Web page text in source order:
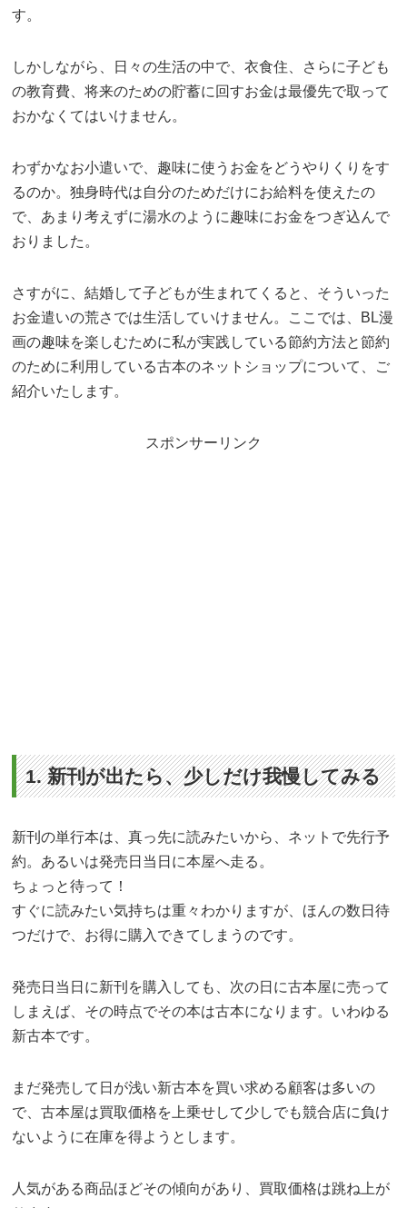
す。
しかしながら、日々の生活の中で、衣食住、さらに子ども
の教育費、将来のための貯蓄に回すお金は最優先で取って
おかなくてはいけません。
わずかなお小遣いで、趣味に使うお金をどうやりくりをす
るのか。独身時代は自分のためだけにお給料を使えたの
で、あまり考えずに湯水のように趣味にお金をつぎ込んで
おりました。
さすがに、結婚して子どもが生まれてくると、そういった
お金遣いの荒さでは生活していけません。ここでは、BL漫
画の趣味を楽しむために私が実践している節約方法と節約
のために利用している古本のネットショップについて、ご
紹介いたします。
スポンサーリンク
1. 新刊が出たら、少しだけ我慢してみる
新刊の単行本は、真っ先に読みたいから、ネットで先行予
約。あるいは発売日当日に本屋へ走る。
ちょっと待って！
すぐに読みたい気持ちは重々わかりますが、ほんの数日待
つだけで、お得に購入できてしまうのです。
発売日当日に新刊を購入しても、次の日に古本屋に売って
しまえば、その時点でその本は古本になります。いわゆる
新古本です。
まだ発売して日が浅い新古本を買い求める顧客は多いの
で、古本屋は買取価格を上乗せして少しでも競合店に負け
ないように在庫を得ようとします。
人気がある商品ほどその傾向があり、買取価格は跳ね上が